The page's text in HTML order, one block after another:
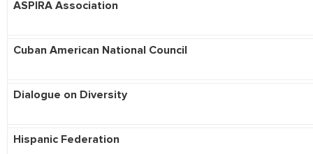
ASPIRA Association
Cuban American National Council
Dialogue on Diversity
Hispanic Federation